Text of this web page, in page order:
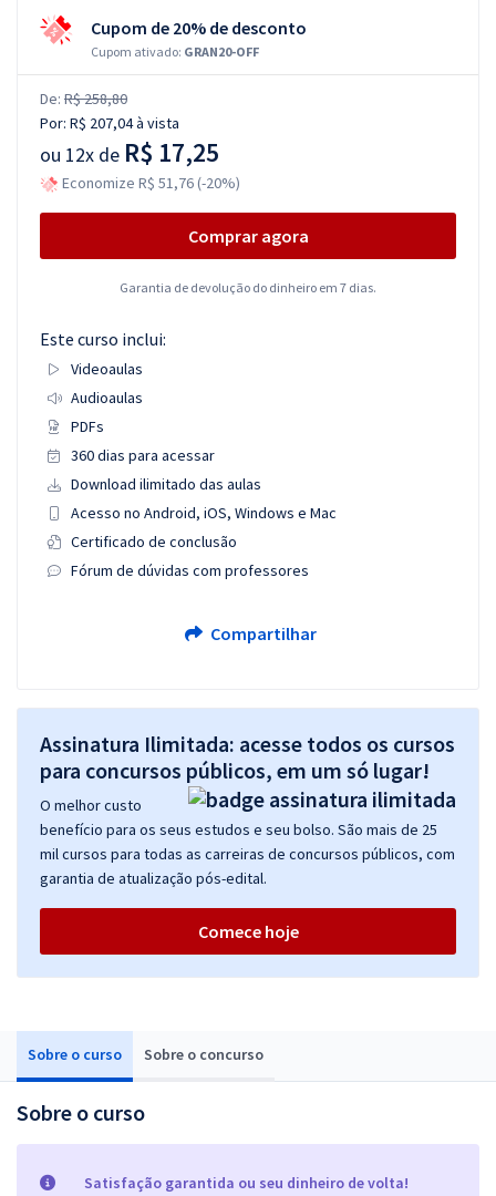
Sobre o curso Sobre o concurso
Sobre o curso
Satisfação garantida ou seu dinheiro de volta!
Cupom de 20% de desconto
Cupom ativado: GRAN20-OFF
De: R$ 258,80
Por: R$ 207,04à vista
ou 12x de R$ 17,25
Economize R$ 51,76 (-20%)
Comprar agora
Garantia de devolução do dinheiro em 7 dias.
Este curso inclui:
Videoaulas
Audioaulas
PDFs
360 dias para acessar
Download ilimitado das aulas
Acesso no Android, iOS, Windows e Mac
Certificado de conclusão
Fórum de dúvidas com professores
Compartilhar
Assinatura Ilimitada: acesse todos os cursos
para concursos públicos, em um só lugar!
O melhor custo
benefício para os seus estudos e seu bolso. São mais de 25
mil cursos para todas as carreiras de concursos públicos, com
garantia de atualização pós-edital.
Comece hoje